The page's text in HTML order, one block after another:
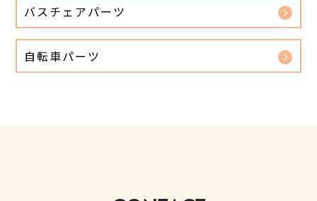
バスチェアパーツ
自転車パーツ